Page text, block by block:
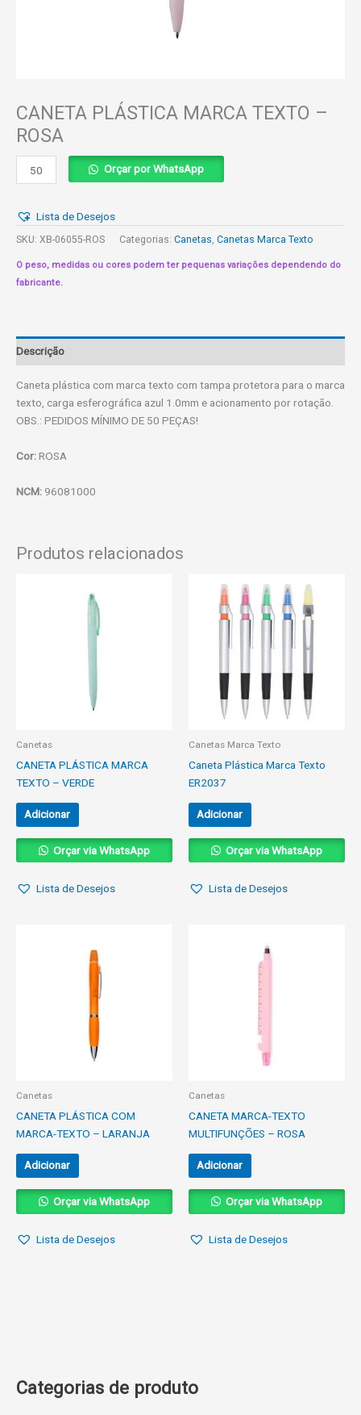
Categorias de produto
CANETA PLÁSTICA MARCA TEXTO –
ROSA
CANETA
PLÁSTICA
TEXTO
-
quantidade
Orçar por WhatsApp
Lista de Desejos
SKU: XB-06055-ROS Categorias: Canetas, Canetas Marca Texto
O peso, medidas ou cores podem ter pequenas variações dependendo do
fabricante.
Descrição
Caneta plástica com marca texto com tampa protetora para o marca
texto, carga esferográfica azul 1.0mm e acionamento por rotação.
OBS.: PEDIDOS MÍNIMO DE 50 PEÇAS!
Cor:ROSA
NCM: 96081000
Produtos relacionados
Canetas
CANETA PLÁSTICA MARCA
TEXTO – VERDE
Adicionar
Orçar via WhatsApp
Lista de Desejos
Canetas Marca Texto
Caneta Plástica Marca Texto
ER2037
Adicionar
Orçar via WhatsApp
Lista de Desejos
Canetas
CANETA PLÁSTICA COM
MARCA-TEXTO – LARANJA
Adicionar
Orçar via WhatsApp
Lista de Desejos
Canetas
CANETA MARCA-TEXTO
MULTIFUNÇÕES – ROSA
Adicionar
Orçar via WhatsApp
Lista de Desejos